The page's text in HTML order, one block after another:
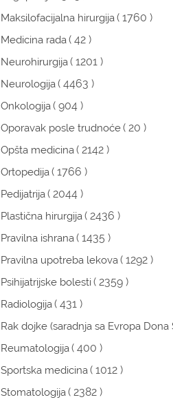
Maksilofacijalna hirurgija( 1760 )
Medicina rada( 42 )
Neurohirurgija( 1201 )
Neurologija( 4463 )
Onkologija( 904 )
Oporavak posle trudnoće( 20 )
Opšta medicina( 2142 )
Ortopedija( 1766 )
Pedijatrija( 2044 )
Plastična hirurgija( 2436 )
Pravilna ishrana( 1435 )
Pravilna upotreba lekova( 1292 )
Psihijatrijske bolesti( 2359 )
Radiologija( 431 )
Rak dojke (saradnja sa Evropa Dona
Reumatologija( 400 )
Sportska medicina( 1012 )
Stomatologija( 2382 )